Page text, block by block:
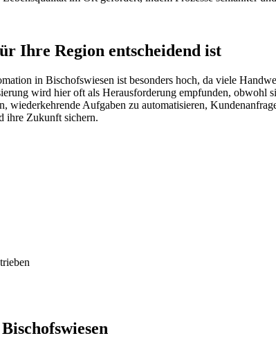
Ihre Region entscheidend ist
in Bischofswiesen ist besonders hoch, da viele
wird hier oft als Herausforderung empfunden, obwohl
wiederkehrende Aufgaben zu automatisieren,
ihre Zukunft sichern.
Bischofswiesen